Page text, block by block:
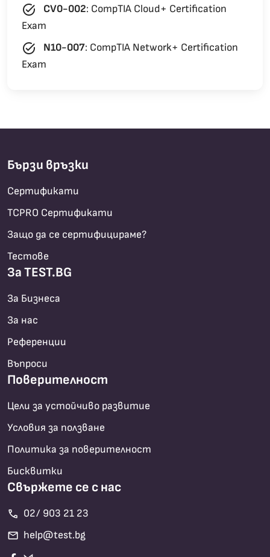
task_alt CV0-002: CompTIA Cloud+ Certification
Exam
task_alt N10-007: CompTIA Network+ Certification
Exam
Бързи връзки
Сертификати
TCPRO Сертификати
Защо да се сертифицираме?
Тестове
За TEST.BG
За Бизнеса
За нас
Референции
Въпроси
Поверителност
Цели за устойчиво развитие
Условия за ползване
Политика за поверителност
Бисквитки
Свържете се с нас
call 02/ 903 21 23
mail help@test.bg